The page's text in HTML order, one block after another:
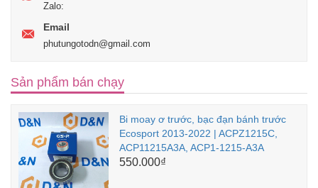
Zalo:
Email
phutungotodn@gmail.com
Sản phẩm bán chạy
Bi moay ơ trước, bạc đạn bánh trước
Ecosport 2013-2022 | ACPZ1215C,
ACP11215A3A, ACP1-1215-A3A
550.000₫